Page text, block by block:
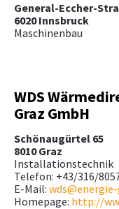
General-Eccher-
6020 Innsbruck
Maschinenbau
WDS
Graz GmbH
Schönaugürtel 65
8010 Graz
Installationstechnik
Telefon: +43/316/
E-Mail:
Homepage: http://